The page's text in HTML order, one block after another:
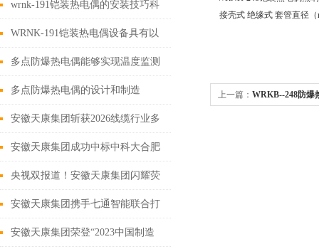
wrnk-191铠装热电偶的安装技巧科
普
WRNK-191铠装热电偶设备具有以
下特点
多点防爆热电偶能够实现温度监测
与防爆保护
多点防爆热电偶的设计和制造
安徽天康集团斩获2026线缆行业多
项重磅荣誉 发布日期：2026-05-15
安徽天康集团成功中标中科大合肥
先进光源束线控制线缆项目
央视双报道！安徽天康集团闪耀荧
屏，
安徽天康集团携手七通智能联合打
造数字化示范车间
安徽天康集团荣登“2023中国制造
接壳式 绝缘式 套管直径（
上一篇： WRKB--248防爆